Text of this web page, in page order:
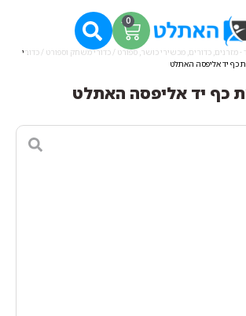
0
- מזרנים, כדורים, מכשירי כושר, ספורט / כדורי משחק וספורט / כדורי
כף יד אליפסה האתלט
כף יד אליפסה האתלט